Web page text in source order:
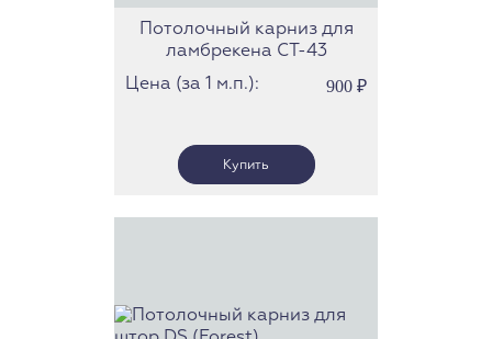
Потолочный карниз для
ламбрекена СТ-43
Цена (за 1 м.п.):
900 ₽